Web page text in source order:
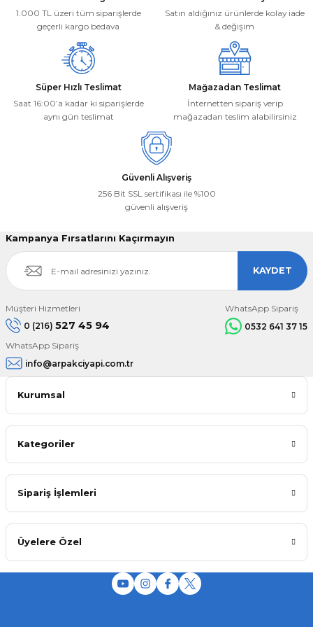
Ürün fiyatı diğer sitelerden daha pahalı.
Bu ürüne benzer farklı alternatifler olmalı.
1.000 TL üzeri tüm siparişlerde
geçerli kargo bedava
Satın aldığınız ürünlerde kolay iade
& değişim
Süper Hızlı Teslimat
Saat 16:00’a kadar ki siparişlerde
aynı gün teslimat
Mağazadan Teslimat
İnternetten sipariş verip
mağazadan teslim alabilirsiniz
Güvenli Alışveriş
256 Bit SSL sertifikası ile %100
güvenli alışveriş
Kampanya Fırsatlarını Kaçırmayın
KAYDET
Müşteri Hizmetleri
0 (216) 527 45 94
WhatsApp Sipariş
0532 641 37 15
WhatsApp Sipariş
info@arpakciyapi.com.tr
Kurumsal
Kategoriler
Sipariş İşlemleri
Üyelere Özel